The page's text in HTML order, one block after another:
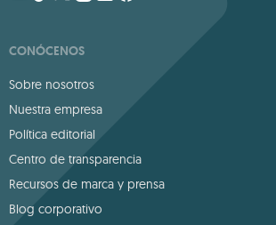
CONÓCENOS
Sobre nosotros
Nuestra empresa
Política editorial
Centro de transparencia
Recursos de marca y prensa
Blog corporativo